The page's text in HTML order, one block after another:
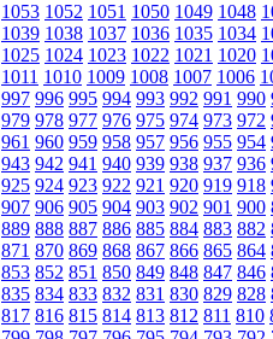
1053 1052 1051 1050 1049 1048
1039 1038 1037 1036 1035 1034
1025 1024 1023 1022 1021 1020
1011 1010 1009 1008 1007 1006
997 996 995 994 993 992 991 990
979 978 977 976 975 974 973 972
961 960 959 958 957 956 955 954
943 942 941 940 939 938 937 936
925 924 923 922 921 920 919 918
907 906 905 904 903 902 901 900
889 888 887 886 885 884 883 882
871 870 869 868 867 866 865 864
853 852 851 850 849 848 847 846
835 834 833 832 831 830 829 828
817 816 815 814 813 812 811 810